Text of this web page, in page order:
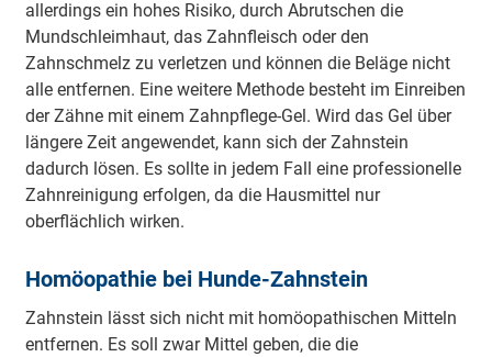
allerdings ein hohes Risiko, durch Abrutschen die
Mundschleimhaut, das Zahnfleisch oder den
Zahnschmelz zu verletzen und können die Beläge nicht
alle entfernen. Eine weitere Methode besteht im Einreiben
der Zähne mit einem Zahnpflege-Gel. Wird das Gel über
längere Zeit angewendet, kann sich der Zahnstein
dadurch lösen. Es sollte in jedem Fall eine professionelle
Zahnreinigung erfolgen, da die Hausmittel nur
oberflächlich wirken.
Homöopathie bei Hunde-Zahnstein
Zahnstein lässt sich nicht mit homöopathischen Mitteln
entfernen. Es soll zwar Mittel geben, die die